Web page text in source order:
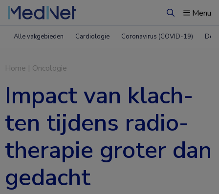
ZoekenMenu
Alle vakgebieden Cardiologie Coronavirus (COVID-19)
Home | Oncologie
Impact van klach­
ten tij­dens radio­
the­ra­pie gro­ter dan
gedacht